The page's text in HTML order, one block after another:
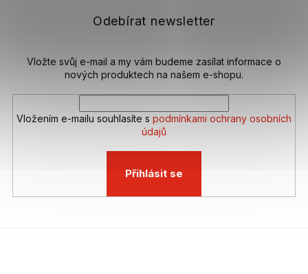
Odebírat newsletter
Vložte svůj e-mail a my vám budeme zasílat informace o
nových produktech na našem e-shopu.
Vložením e-mailu souhlasíte s podmínkami ochrany osobních
údajů
Přihlásit se